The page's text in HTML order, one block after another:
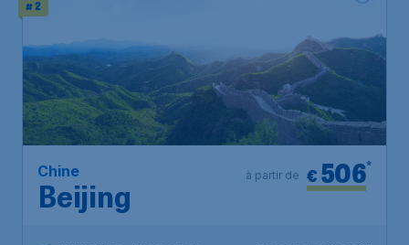
# 2
Chine
Beijing
€ 506*
à partir de